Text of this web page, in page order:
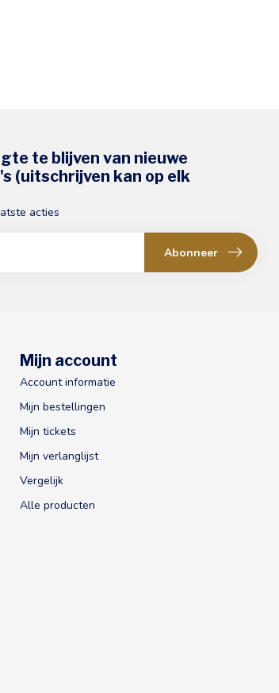
te blijven van nieuwe
(uitschrijven kan op elk
acties
Abonneer
Mijn account
Account informatie
Mijn bestellingen
Mijn tickets
Mijn verlanglijst
Vergelijk
Alle producten